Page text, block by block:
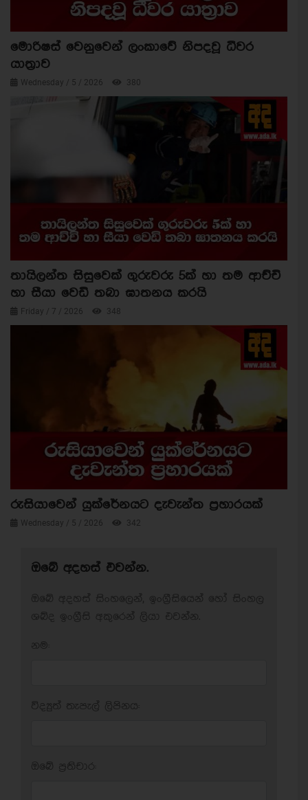
මොරිෂස් වෙනුවෙන් ලංකාවේ නිපදවූ ධීවර
යාත්‍රාව
Wednesday / 5 / 2026 380
තායිලන්ත සිසුවෙක් ගුරුවරු 5ක් හා තම ආච්චි
හා සීයා වෙඩි තබා ඝාතනය කරයි
Friday / 7 / 2026 348
රුසියාවෙන් යුක්රේනයට දැවැන්ත ප්‍රහාරයක්
Wednesday / 5 / 2026 342
ඔබේ අදහස් එවන්න.